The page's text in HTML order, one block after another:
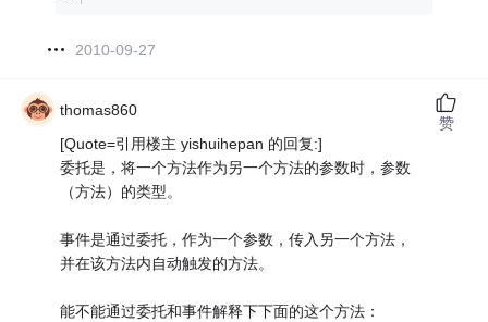
2010-09-27
thomas860
[Quote=引用楼主 yishuihepan 的回复:]
委托是，将一个方法作为另一个方法的参数时，参数
（方法）的类型。
事件是通过委托，作为一个参数，传入另一个方法，
并在该方法内自动触发的方法。
能不能通过委托和事件解释下下面的这个方法：
赞